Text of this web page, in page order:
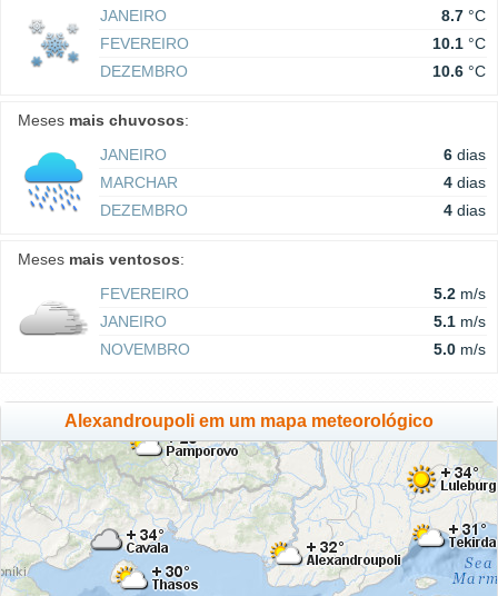
JANEIRO
8.7 °C
FEVEREIRO
10.1 °C
DEZEMBRO
10.6 °C
Meses mais chuvosos:
JANEIRO
6 dias
MARCHAR
4 dias
DEZEMBRO
4 dias
Meses mais ventosos:
FEVEREIRO
5.2 m/s
JANEIRO
5.1 m/s
NOVEMBRO
5.0 m/s
Alexandroupoli em um mapa meteorológico